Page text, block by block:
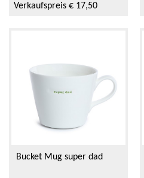
Verkaufspreis € 17,50
Bucket Mug super dad